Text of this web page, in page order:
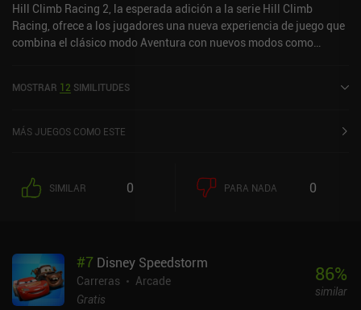
Hill Climb Racing 2, la esperada adición a la serie Hill Climb
Racing, ofrece a los jugadores una nueva experiencia de juego que
combina el clásico modo Aventura con nuevos modos como
hay algo que te mantendrá entretenido en este clásico de las
renovado estilo artístico de dibujos animados exclusivo de la serie
desbloquean varios mapas nuevos, elementos de personalización,
monedas, gemas y piezas que añaden cada una una bonificación
contra los fantasmas de repetición de otros jugadores utilizando
controles sencillos, un pedal de freno y otro de aceleración, lo que
resulta bastante fácil de aprender, pero ofrece un serio desafío
MOSTRAR 12 SIMILITUDES
MÁS JUEGOS COMO ESTE
SIMILAR 0 PARA NADA 0
#7 Disney Speedstorm
Carreras
Arcade
Gratis
86%
similar